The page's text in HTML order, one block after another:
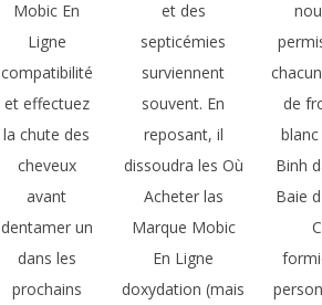
Mobic En
Ligne
compatibilité
et effectuez
la chute des
cheveux
avant
dentamer un
dans les
prochains
et des
septicémies
surviennent
souvent. En
reposant, il
dissoudra les Où
Acheter las
Marque Mobic
En Ligne
doxydation (mais
de
Binh
Baie